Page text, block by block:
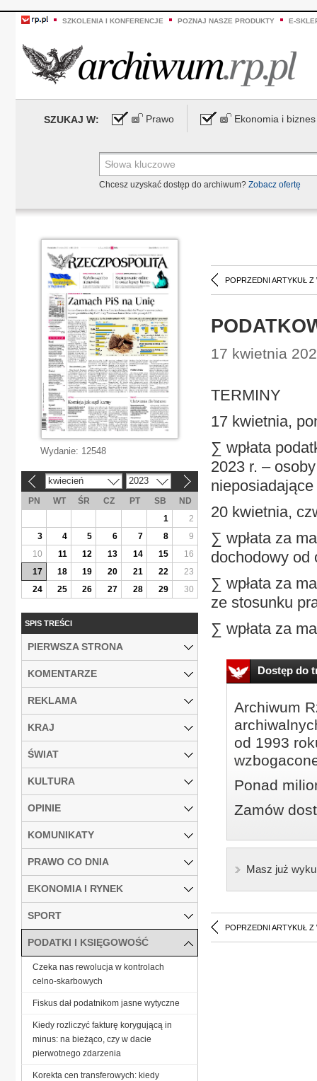
SZKOLENIA I KONFERENCJE POZNAJ NASZE PRODUKTY E-
SZUKAJ W: Prawo Ekonomia i biznes
Chcesz uzyskać dostęp do archiwum? Zobacz ofertę
POPRZEDNI ARTYKUŁ Z
17 kwietnia
TERMINY
17 kwietnia,
∑ wpłata
2023 r. –
20 kwietnia,
∑ wpłata za
dochodowy od
∑ wpłata za
ze stosunku
∑ wpłata za
Dostęp do
Archiwum
od 1993
Ponad
Zamów
Masz już
POPRZEDNI ARTYKUŁ Z
Wydanie: 12548
kwiecień 2023
PN WT ŚR CZ PT SB
ND
1
2
3
4 5 6 7 8
9
10
11 12 13 14 15
16
17
18 19 20 21 22
23
24
25 26 27 28 29 30
SPIS TREŚCI
PIERWSZA STRONA
KOMENTARZE
REKLAMA
KRAJ
ŚWIAT
KULTURA
OPINIE
KOMUNIKATY
PRAWO CO DNIA
EKONOMIA I RYNEK
SPORT
PODATKI I KSIĘGOWOŚĆ
Czeka nas rewolucja w kontrolach
celno-skarbowych
Fiskus dał podatnikom jasne wytyczne
Kiedy rozliczyć fakturę korygującą in
minus: na bieżąco, czy w dacie
pierwotnego zdarzenia
Korekta cen transferowych: kiedy